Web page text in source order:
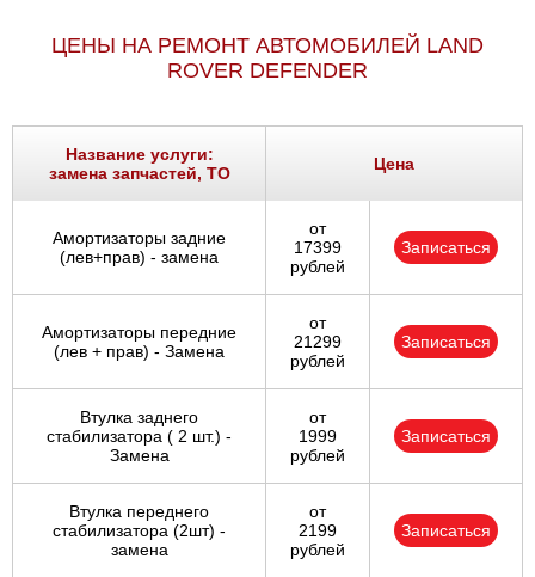
ЦЕНЫ НА РЕМОНТ АВТОМОБИЛЕЙ LAND
ROVER DEFENDER
Название услуги:
замена запчастей, ТО
Цена
Амортизаторы задние
(лев+прав) - замена
от
17399
рублей
Записаться
Амортизаторы передние
(лев + прав) - Замена
от
21299
рублей
Записаться
Втулка заднего
стабилизатора ( 2 шт.) -
Замена
от
1999
рублей
Записаться
Втулка переднего
стабилизатора (2шт) -
замена
от
2199
рублей
Записаться